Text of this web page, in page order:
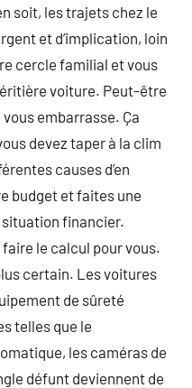
soit, les trajets chez le
et d’implication, loin
cercle familial et vous
voiture. Peut-être
vous embarrasse. Ça
devez taper à la clim
causes d’en
budget et faites une
financier.
le calcul pour vous.
certain. Les voitures
de sûreté
telles que le
les caméras de
défunt deviennent de